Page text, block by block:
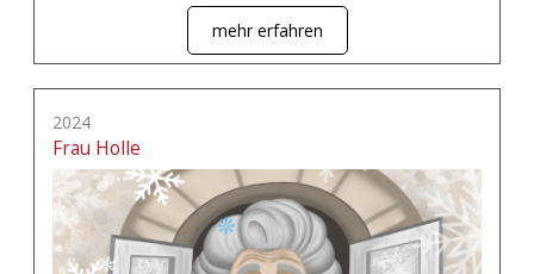
mehr erfahren
2024
Frau Holle